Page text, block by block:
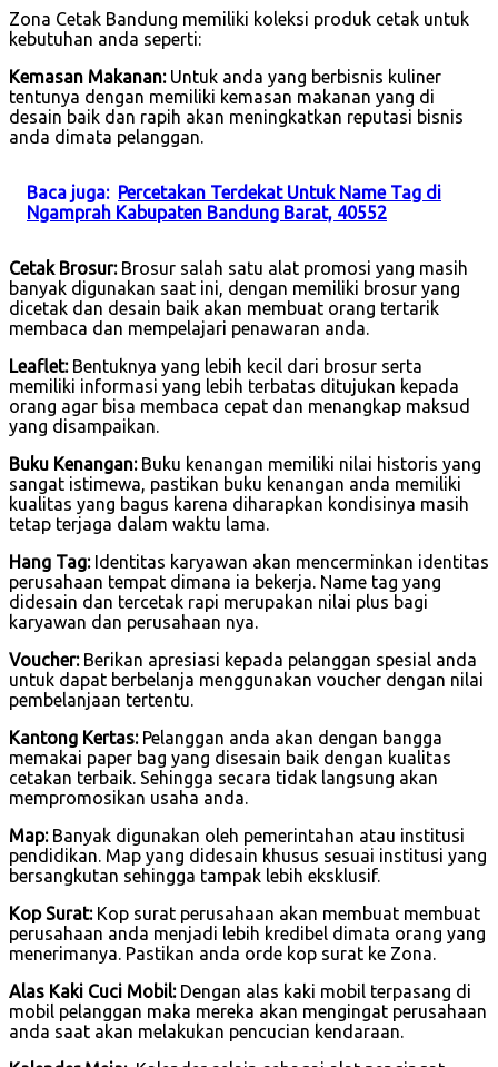
Zona Cetak Bandung memiliki koleksi produk cetak untuk
kebutuhan anda seperti:
Kemasan Makanan:Untuk anda yang berbisnis kuliner
tentunya dengan memiliki kemasan makanan yang di
desain baik dan rapih akan meningkatkan reputasi bisnis
anda dimata pelanggan.
Baca juga: Percetakan Terdekat Untuk Name Tag di
Ngamprah Kabupaten Bandung Barat, 40552
Cetak Brosur:Brosur salah satu alat promosi yang masih
banyak digunakan saat ini, dengan memiliki brosur yang
dicetak dan desain baik akan membuat orang tertarik
membaca dan mempelajari penawaran anda.
Leaflet:Bentuknya yang lebih kecil dari brosur serta
memiliki informasi yang lebih terbatas ditujukan kepada
orang agar bisa membaca cepat dan menangkap maksud
yang disampaikan.
Buku Kenangan:Buku kenangan memiliki nilai historis yang
sangat istimewa, pastikan buku kenangan anda memiliki
kualitas yang bagus karena diharapkan kondisinya masih
tetap terjaga dalam waktu lama.
Hang Tag:Identitas karyawan akan mencerminkan identitas
perusahaan tempat dimana ia bekerja. Name tag yang
didesain dan tercetak rapi merupakan nilai plus bagi
karyawan dan perusahaan nya.
Voucher:Berikan apresiasi kepada pelanggan spesial anda
untuk dapat berbelanja menggunakan voucher dengan nilai
pembelanjaan tertentu.
Kantong Kertas:Pelanggan anda akan dengan bangga
memakai paper bag yang disesain baik dengan kualitas
cetakan terbaik. Sehingga secara tidak langsung akan
mempromosikan usaha anda.
Map:Banyak digunakan oleh pemerintahan atau institusi
pendidikan. Map yang didesain khusus sesuai institusi yang
bersangkutan sehingga tampak lebih eksklusif.
Kop Surat:Kop surat perusahaan akan membuat membuat
perusahaan anda menjadi lebih kredibel dimata orang yang
menerimanya. Pastikan anda orde kop surat ke Zona.
Alas Kaki Cuci Mobil:Dengan alas kaki mobil terpasang di
mobil pelanggan maka mereka akan mengingat perusahaan
anda saat akan melakukan pencucian kendaraan.